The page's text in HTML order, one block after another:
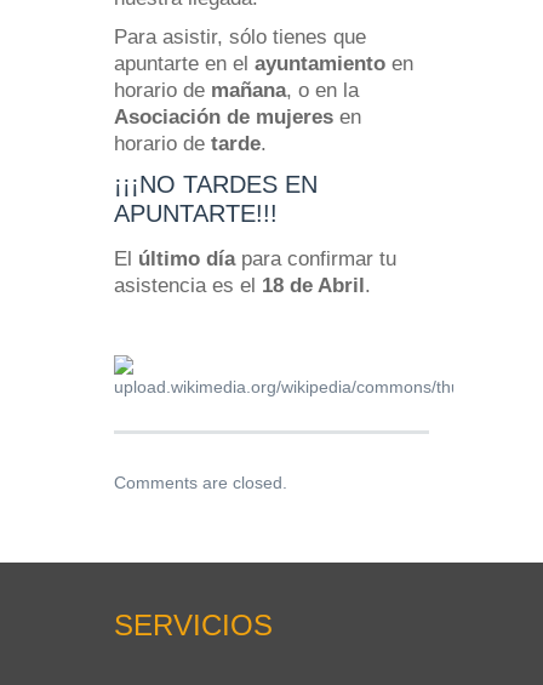
Para asistir, sólo tienes que
apuntarte en el ayuntamiento en
horario de mañana, o en la
Asociación de mujeres en
horario de tarde.
¡¡¡NO TARDES EN
APUNTARTE!!!
El último díapara confirmar tu
asistencia es el 18 de Abril.
Comments are closed.
SERVICIOS